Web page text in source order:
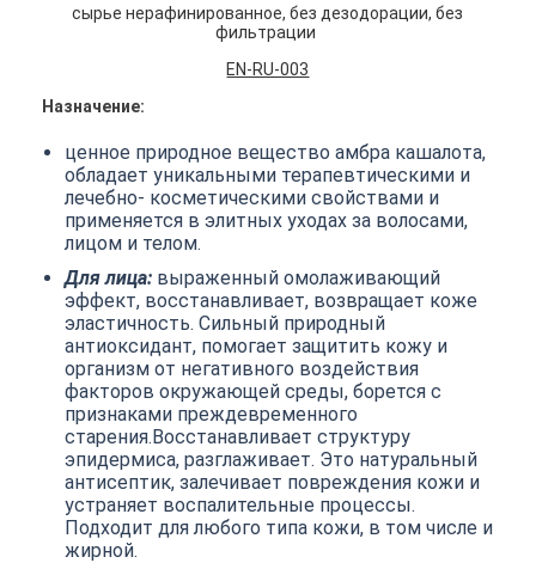
сырье нерафинированное, без дезодорации, без
фильтрации
EN-RU-003
Назначение:
ценное природное вещество амбра кашалота,
обладает уникальными терапевтическими и
лечебно- косметическими свойствами и
применяется в элитных уходах за волосами,
лицом и телом.
Для лица: выраженный омолаживающий
эффект, восстанавливает, возвращает коже
эластичность. Сильный природный
антиоксидант, помогает защитить кожу и
организм от негативного воздействия
факторов окружающей среды, борется с
признаками преждевременного
старения.Восстанавливает структуру
эпидермиса, разглаживает. Это натуральный
антисептик, залечивает повреждения кожи и
устраняет воспалительные процессы.
Подходит для любого типа кожи, в том числе и
жирной.